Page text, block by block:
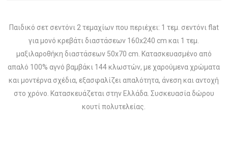
Παιδικό σετ σεντόνι 2 τεμαχίων που περιέχει: 1 τεμ. σεντόνι flat
για μονό κρεβάτι διαστάσεων 160x240 cm και 1 τεμ.
μαξιλαροθήκη διαστάσεων 50x70 cm. Κατασκευασμένο από
απαλό 100% αγνό βαμβάκι 144 κλωστών, με χαρούμενα χρώματα
και μοντέρνα σχέδια, εξασφαλίζει απαλότητα, άνεση και αντοχή
στο χρόνο. Κατασκευάζεται στην Ελλάδα. Συσκευασία δώρου
κουτί πολυτελείας.